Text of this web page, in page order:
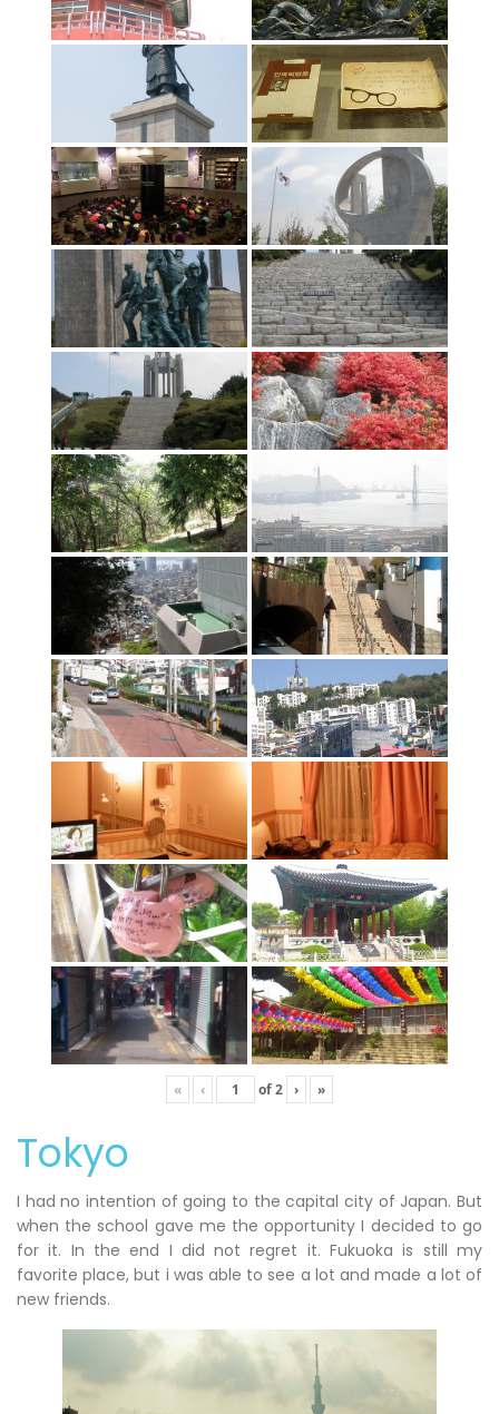
« ‹ of2 › »
Tokyo
I had no intention of going to the capital city of Japan. But
when the school gave me the opportunity I decided to go
for it. In the end I did not regret it. Fukuoka is still my
favorite place, but i was able to see a lot and made a lot of
new friends.